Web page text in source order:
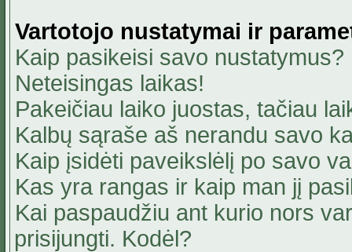
Vartotojo nustatymai ir
Kaip pasikeisi savo nustatymus?
Neteisingas laikas!
Pakeičiau laiko juostas, tačiau
Kalbų sąraše aš nerandu savo
Kaip įsidėti paveikslėlį po savo
Kas yra rangas ir kaip man jį
Kai paspaudžiu ant kurio nors
prisijungti. Kodėl?